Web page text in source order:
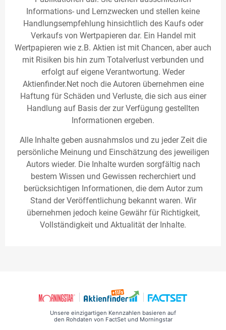
Informations- und Lernzwecken und stellen keine
Handlungsempfehlung hinsichtlich des Kaufs oder
Verkaufs von Wertpapieren dar. Ein Handel mit
Wertpapieren wie z.B. Aktien ist mit Chancen, aber auch
mit Risiken bis hin zum Totalverlust verbunden und
erfolgt auf eigene Verantwortung. Weder
Aktienfinder.Net noch die Autoren übernehmen eine
Haftung für Schäden und Verluste, die sich aus einer
Handlung auf Basis der zur Verfügung gestellten
Informationen ergeben.
Alle Inhalte geben ausnahmslos und zu jeder Zeit die
persönliche Meinung und Einschätzung des jeweiligen
Autors wieder. Die Inhalte wurden sorgfältig nach
bestem Wissen und Gewissen recherchiert und
berücksichtigen Informationen, die dem Autor zum
Stand der Veröffentlichung bekannt waren. Wir
übernehmen jedoch keine Gewähr für Richtigkeit,
Vollständigkeit und Aktualität der Inhalte.
Unsere einzigartigen Kennzahlen basieren auf
den Rohdaten von FactSet und Morningstar